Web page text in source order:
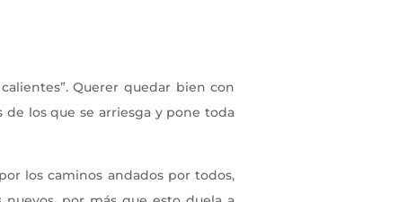
Querer quedar bien con
de los que se arriesga y pone toda
los caminos andados por todos,